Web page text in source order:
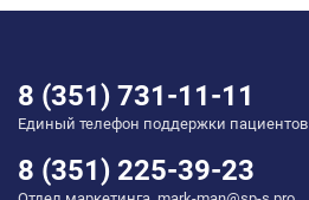
8 (351) 731-11-11
Единый телефон поддержки пациентов
8 (351) 225-39-23